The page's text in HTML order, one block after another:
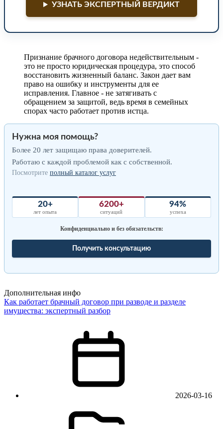
УЗНАТЬ ЭКСПЕРТНЫЙ ВЕРДИКТ
Признание брачного договора недействительным -
это не просто юридическая процедура, это способ
восстановить жизненный баланс. Закон дает вам
право на ошибку и инструменты для ее
исправления. Главное - не затягивать с
обращением за защитой, ведь время в семейных
спорах часто работает против истца.
Нужна моя помощь?
Более 20 лет защищаю права доверителей.
Работаю с каждой проблемой как с собственной.
Посмотрите полный каталог услуг
20+
лет опыта
6200+
ситуаций
94%
успеха
Конфиденциально и без обязательств:
Получить консультацию
Дополнительная инфо
Как работает брачный договор при разводе и разделе
имущества: экспертный разбор
2026-03-16